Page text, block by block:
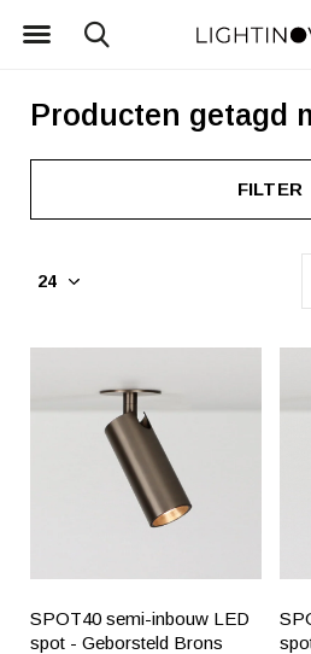
Producten getagd
FILTER
SPOT40 semi-inbouw LED
spot - Geborsteld Brons